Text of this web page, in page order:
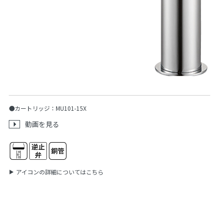
●カートリッジ：MU101-15X
動画を見る
アイコンの詳細についてはこちら